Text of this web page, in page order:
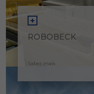
ROBOBECK
Saber mais